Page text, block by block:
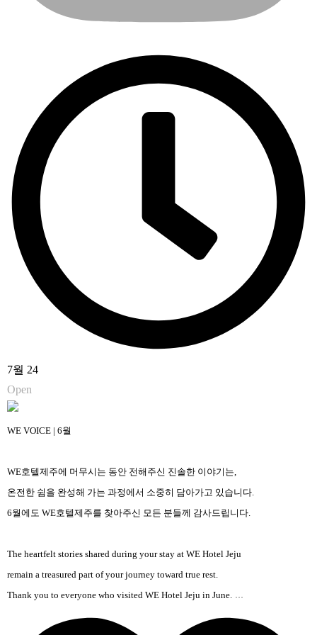
7월 24
Open
WE VOICE | 6월
WE호텔제주에 머무시는 동안 전해주신 진솔한 이야기는,
온전한 쉼을 완성해 가는 과정에서 소중히 담아가고 있습니다.
6월에도 WE호텔제주를 찾아주신 모든 분들께 감사드립니다.
The heartfelt stories shared during your stay at WE Hotel Jeju
remain a treasured part of your journey toward true rest.
Thank you to everyone who visited WE Hotel Jeju in June. ...